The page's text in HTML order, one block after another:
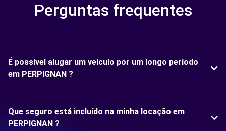
Perguntas frequentes
É possível alugar um veículo por um longo período
em PERPIGNAN ?
Que seguro está incluído na minha locação em
PERPIGNAN ?